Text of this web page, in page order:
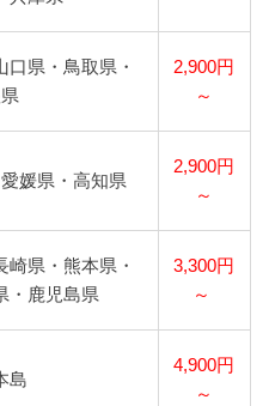
口県・鳥取県・
2,900円
～
媛県・高知県
2,900円
～
崎県・熊本県・
・鹿児島県
3,300円
～
島
4,900円
～